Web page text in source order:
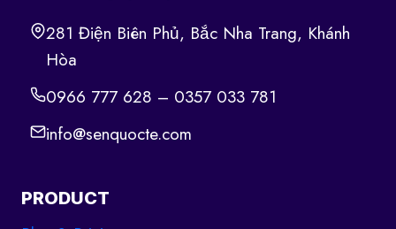
281 Điện Biên Phủ, Bắc Nha Trang, Khánh
Hòa
0966 777 628 – 0357 033 781
info@senquocte.com
PRODUCT